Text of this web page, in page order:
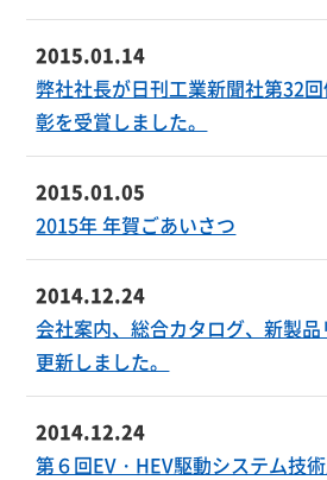
2015.01.14
弊社社長が日刊工業新聞社第32
彰を受賞しました。
2015.01.05
2015年 年賀ごあいさつ
2014.12.24
会社案内、総合カタログ、新製品
更新しました。
2014.12.24
第６回EV・HEV駆動システム技